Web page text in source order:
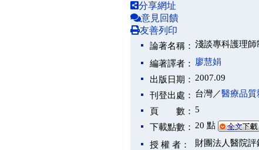
分享網址
意見回饋
友善列印
論著名稱： 淺談專科護理師
編著譯者：
廖慧娟
出版日期： 2007.09
刊登出處： 台灣／醫療品質
頁 數： 5
下載點數： 20 點
授 權 者：
財團法人醫院